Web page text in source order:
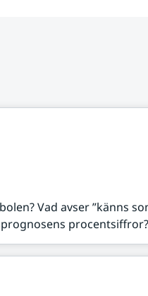
Vad avser ”känns